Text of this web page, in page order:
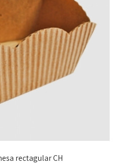
rectagular CH